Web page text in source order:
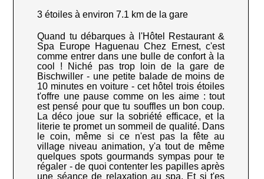
3 étoiles à environ 7.1 km de la gare
Quand tu débarques à l'Hôtel Restaurant &
Spa Europe Haguenau Chez Ernest, c'est
comme entrer dans une bulle de confort à la
cool ! Niché pas trop loin de la gare de
Bischwiller - une petite balade de moins de
10 minutes en voiture - cet hôtel trois étoiles
t'offre une pause comme on les aime : tout
est pensé pour que tu souffles un bon coup.
La déco joue sur la sobriété efficace, et la
literie te promet un sommeil de qualité. Dans
le coin, même si ce n'est pas la fête au
village niveau animation, y'a tout de même
quelques spots gourmands sympas pour te
régaler - de quoi contenter les papilles après
une séance de relaxation au spa. Et si t'es